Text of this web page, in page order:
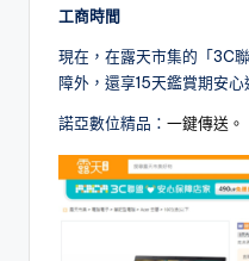
工商時間
現在，在露天市集的「3C
障外，還享15天鑑賞期安
諾亞數位精品： 一鍵傳送。